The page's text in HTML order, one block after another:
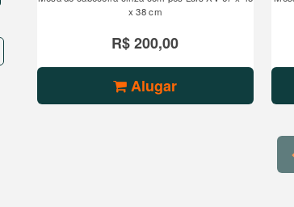
x 38 cm
R$ 200,00
Alugar